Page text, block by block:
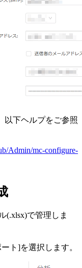
以下ヘルプをご参照
Admin/mc-configure-
(.xlsx)で管理しま
ト]を選択します。